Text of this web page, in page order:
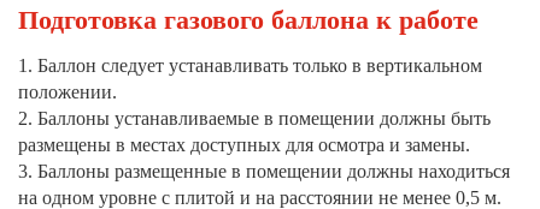
Подготовка газового баллона к работе
1. Баллон следует устанавливать только в вертикальном
положении.
2. Баллоны устанавливаемые в помещении должны быть
размещены в местах доступных для осмотра и замены.
3. Баллоны размещенные в помещении должны находиться
на одном уровне с плитой и на расстоянии не менее 0,5 м.